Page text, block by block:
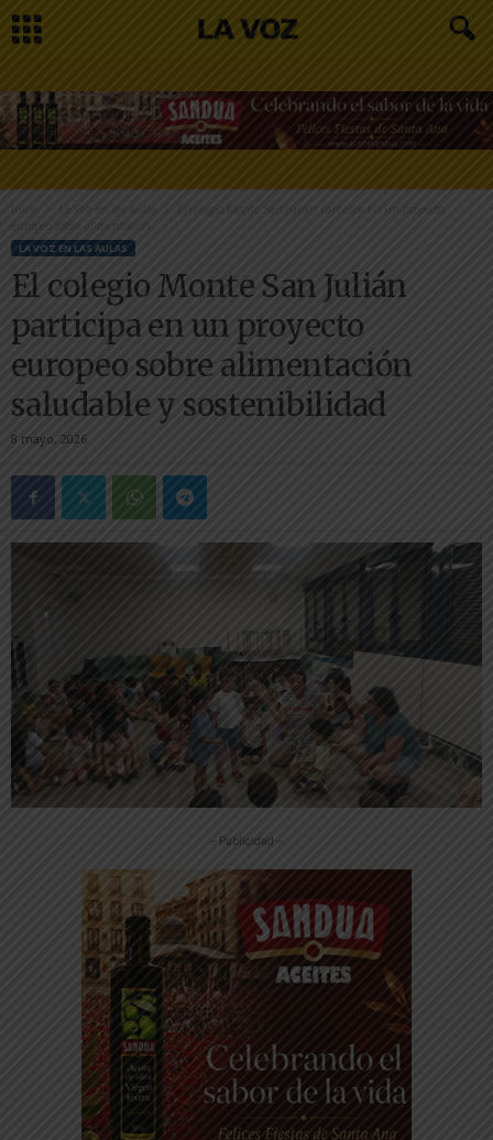
Inicio La Voz en las Aulas
El colegio Monte San Julián participa en un proyecto
europeo sobre alimentación...
LA VOZ EN LAS AULAS
El colegio Monte San Julián
participa en un proyecto
europeo sobre alimentación
saludable y sostenibilidad
8 mayo, 2026
-- Publicidad --